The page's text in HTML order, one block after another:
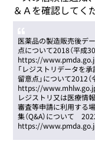
＆Ａを確認してく
医薬品の製造販売後デ
点について2018（平成
https://
「レジストリデータを
留意点」について2012（
https://
レジストリ又は医療情
審査等申請に利用する
集（Q&A）について
https://